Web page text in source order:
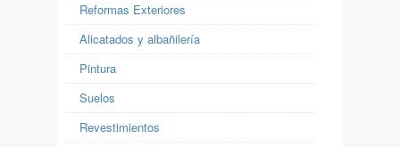
Reformas Exteriores
Alicatados y albañilería
Pintura
Suelos
Revestimientos